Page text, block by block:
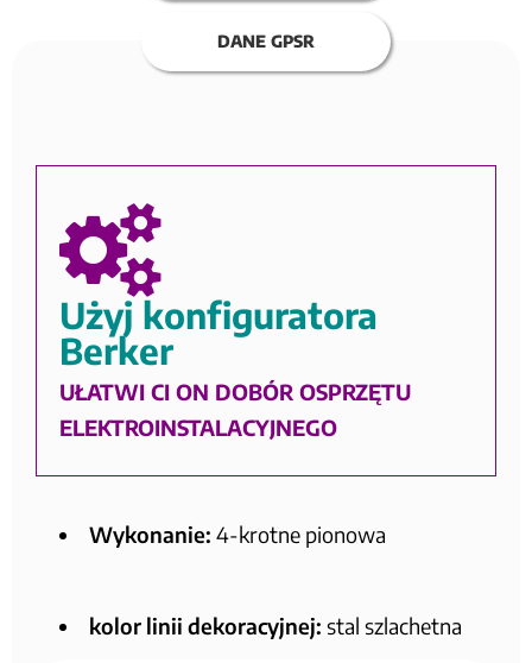
DANE GPSR
Użyj konfiguratora
Berker
UŁATWI CI ON DOBÓR OSPRZĘTU
ELEKTROINSTALACYJNEGO
Wykonanie: 4-krotne pionowa
kolor linii dekoracyjnej: stal szlachetna